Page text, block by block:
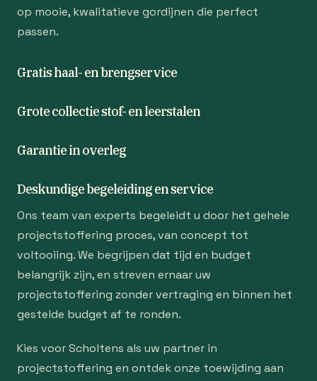
op mooie, kwalitatieve gordijnen die perfect
passen.
Gratis haal- en brengservice
Grote collectie stof- en leerstalen
Garantie in overleg
Deskundige begeleiding en service
Ons team van experts begeleidt u door het gehele
projectstoffering proces, van concept tot
voltooiing. We begrijpen dat tijd en budget
belangrijk zijn, en streven ernaar uw
projectstoffering zonder vertraging en binnen het
gestelde budget af te ronden.
Kies voor Scholtens als uw partner in
projectstoffering en ontdek onze toewijding aan